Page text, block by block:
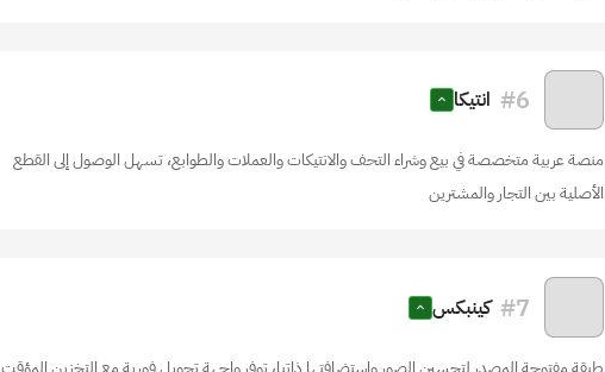
#6 انتيكا
منصة عربية متخصصة في بيع وشراء التحف والانتيكات والعملات والطوابع، تسهل الوصول إلى القطع
الأصلية بين التجار والمشترين
#7 كينبكس